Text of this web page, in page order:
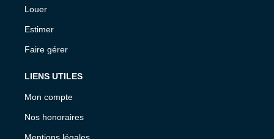
Louer
Estimer
Faire gérer
LIENS UTILES
Mon compte
Nos honoraires